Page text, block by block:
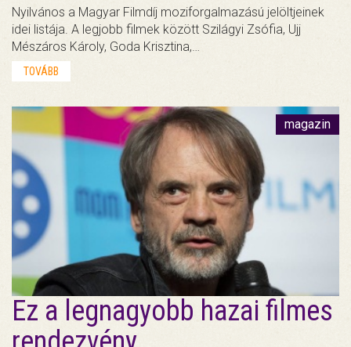
Nyilvános a Magyar Filmdíj moziforgalmazású jelöltjeinek
idei listája. A legjobb filmek között Szilágyi Zsófia, Ujj
Mészáros Károly, Goda Krisztina,…
TOVÁBB
magazin
Ez a legnagyobb hazai filmes